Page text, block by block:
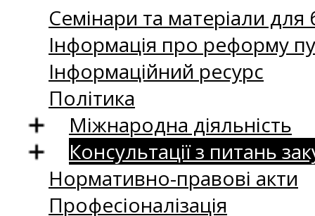
Семінари та матеріали для
Інформація про реформу
Інформаційний ресурс
Політика
Міжнародна діяльність
Консультації з питань
Нормативно-правові акти
Професіоналізація